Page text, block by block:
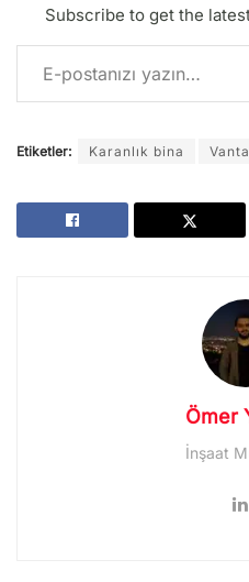
Subscribe to get the
E-postanızı yazın…
Etiketler: Karanlık bina
Ömer
İnşaat